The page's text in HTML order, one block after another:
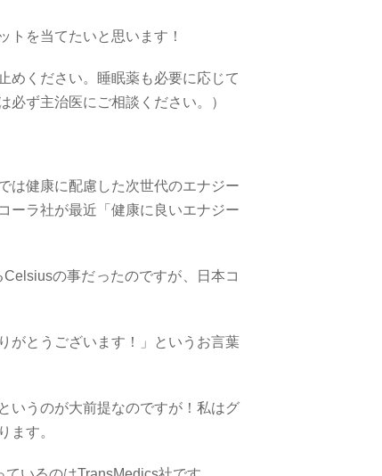
を当てたいと思います！
めください。睡眠薬も必要に応じて
ず主治医にご相談ください。）
は健康に配慮した次世代のエナジー
ーラ社が最近「健康に良いエナジー
Celsiusの事だったのですが、日本コ
がとうございます！」というお言葉
いうのが大前提なのですが！私はグ
ます。